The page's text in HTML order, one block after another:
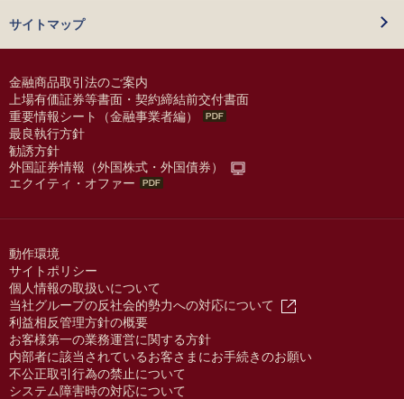
サイトマップ
金融商品取引法のご案内
上場有価証券等書面・契約締結前交付書面
重要情報シート（金融事業者編）
最良執行方針
勧誘方針
外国証券情報（外国株式・外国債券）
エクイティ・オファー
動作環境
サイトポリシー
個人情報の取扱いについて
当社グループの反社会的勢力への対応について
利益相反管理方針の概要
お客様第一の業務運営に関する方針
内部者に該当されているお客さまにお手続きのお願い
不公正取引行為の禁止について
システム障害時の対応について